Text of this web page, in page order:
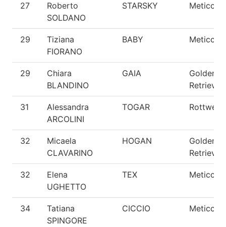
27
Roberto
SOLDANO
STARSKY Meticcio
29
Tiziana
FIORANO
BABY Meticcio
29
Chiara
BLANDINO
GAIA
Golden
Retriever
31
Alessandra
ARCOLINI
TOGAR
32
Micaela
CLAVARINO
HOGAN
Golden
Retriever
32
Elena
UGHETTO
TEX Meticcio
34
Tatiana
SPINGORE
CICCIO Meticcio